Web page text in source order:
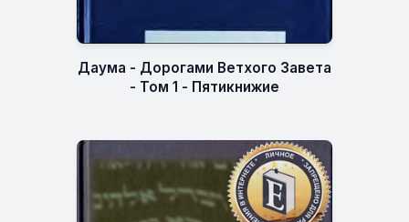
Даума - Дорогами Ветхого Завета
- Том 1 - Пятикнижие